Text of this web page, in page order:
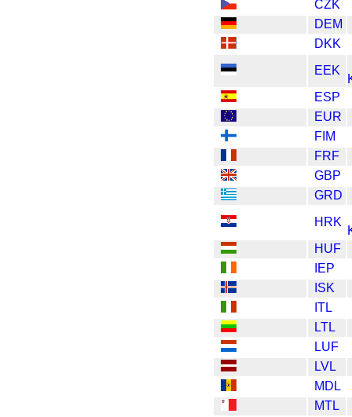
CZK
DEM
DKK
EEK
ESP
EUR
FIM
FRF
GBP
GRD
HRK
HUF
IEP
ISK
ITL
LTL
LUF
LVL
MDL
MTL